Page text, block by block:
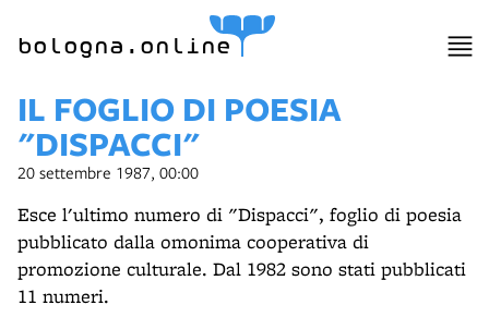
bologna.online
IL FOGLIO DI POESIA
"DISPACCI"
20 settembre 1987, 00:00
Esce l'ultimo numero di "Dispacci", foglio di poesia
pubblicato dalla omonima cooperativa di
promozione culturale. Dal 1982 sono stati pubblicati
11 numeri.